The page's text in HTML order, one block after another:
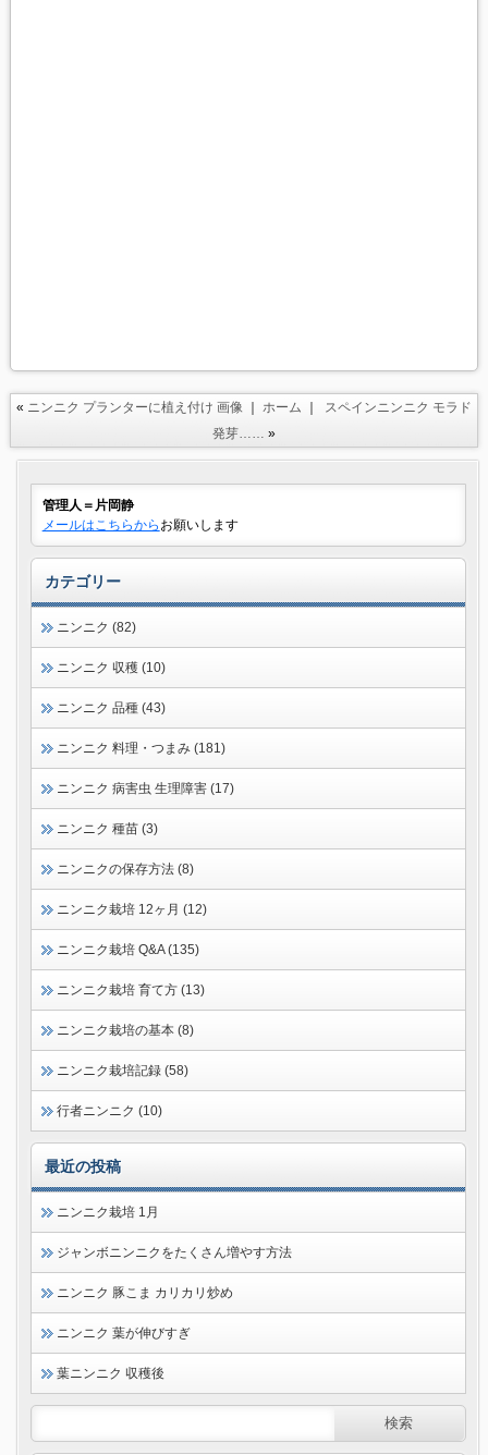
« ニンニク プランターに植え付け 画像｜ ホーム
スペインニンニク モラド
発芽…… »
管理人＝片岡静
メールはこちらから お願いします
カテゴリー
ニンニク (82)
ニンニク 収穫 (10)
ニンニク 品種 (43)
ニンニク 料理・つまみ (181)
ニンニク 病害虫 生理障害 (17)
ニンニク 種苗 (3)
ニンニクの保存方法 (8)
ニンニク栽培 12ヶ月 (12)
ニンニク栽培 Q&A (135)
ニンニク栽培 育て方 (13)
ニンニク栽培の基本 (8)
ニンニク栽培記録 (58)
行者ニンニク (10)
最近の投稿
ニンニク栽培 1月
ジャンボニンニクをたくさん増やす方法
ニンニク 豚こま カリカリ炒め
ニンニク 葉が伸びすぎ
葉ニンニク 収穫後